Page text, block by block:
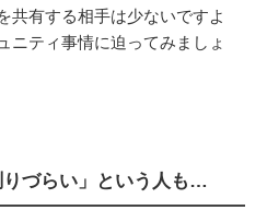
共有する相手は少ないですよ
ニティ事情に迫ってみましょ
りづらい」という人も…